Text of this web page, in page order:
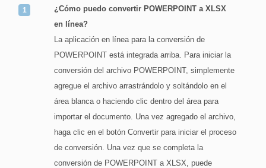
¿Cómo puedo convertir POWERPOINT a XLSX
en línea?
La aplicación en línea para la conversión de
POWERPOINT está integrada arriba. Para iniciar la
conversión del archivo POWERPOINT, simplemente
agregue el archivo arrastrándolo y soltándolo en el
área blanca o haciendo clic dentro del área para
importar el documento. Una vez agregado el archivo,
haga clic en el botón Convertir para iniciar el proceso
de conversión. Una vez que se completa la
conversión de POWERPOINT a XLSX, puede